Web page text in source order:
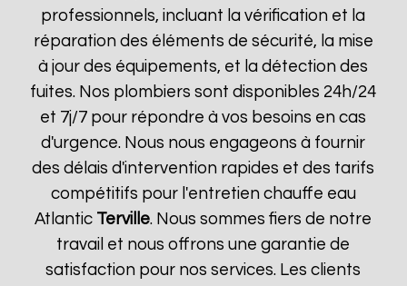
professionnels, incluant la vérification et la
réparation des éléments de sécurité, la mise
à jour des équipements, et la détection des
fuites. Nos plombiers sont disponibles 24h/24
et 7j/7 pour répondre à vos besoins en cas
d'urgence. Nous nous engageons à fournir
des délais d'intervention rapides et des tarifs
compétitifs pour l'entretien chauffe eau
Atlantic Terville. Nous sommes fiers de notre
travail et nous offrons une garantie de
satisfaction pour nos services. Les clients